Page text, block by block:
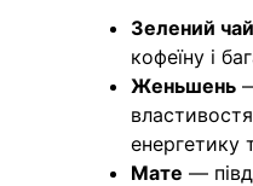
Зелений чай
кофеїну і
Женьшень
енергетику
Мате —